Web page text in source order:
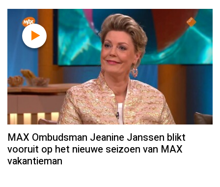
MAX Ombudsman Jeanine Janssen blikt
vooruit op het nieuwe seizoen van MAX
vakantieman